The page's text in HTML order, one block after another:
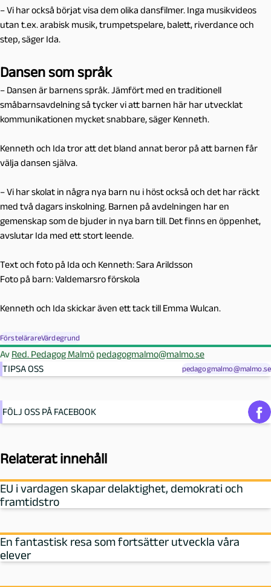
– Vi har också börjat visa dem olika dansfilmer. Inga musikvideos
utan t.ex. arabisk musik, trumpetspelare, balett, riverdance och
step, säger Ida.
Dansen som språk
– Dansen är barnens språk. Jämfört med en traditionell
småbarnsavdelning så tycker vi att barnen här har utvecklat
kommunikationen mycket snabbare, säger Kenneth.
Kenneth och Ida tror att det bland annat beror på att barnen får
välja dansen själva.
– Vi har skolat in några nya barn nu i höst också och det har räckt
med två dagars inskolning. Barnen på avdelningen har en
gemenskap som de bjuder in nya barn till. Det finns en öppenhet,
avslutar Ida med ett stort leende.
Text och foto på Ida och Kenneth: Sara Arildsson
Foto på barn: Valdemarsro förskola
Kenneth och Ida skickar även ett tack till Emma Wulcan.
FörstelärareVärdegrund
Av Red. Pedagog Malmö pedagogmalmo@malmo.se
TIPSA OSS
pedagogmalmo@malmo.se
FÖLJ OSS PÅ FACEBOOK
Relaterat innehåll
EU i vardagen skapar delaktighet, demokrati och
framtidstro
En fantastisk resa som fortsätter utveckla våra
elever